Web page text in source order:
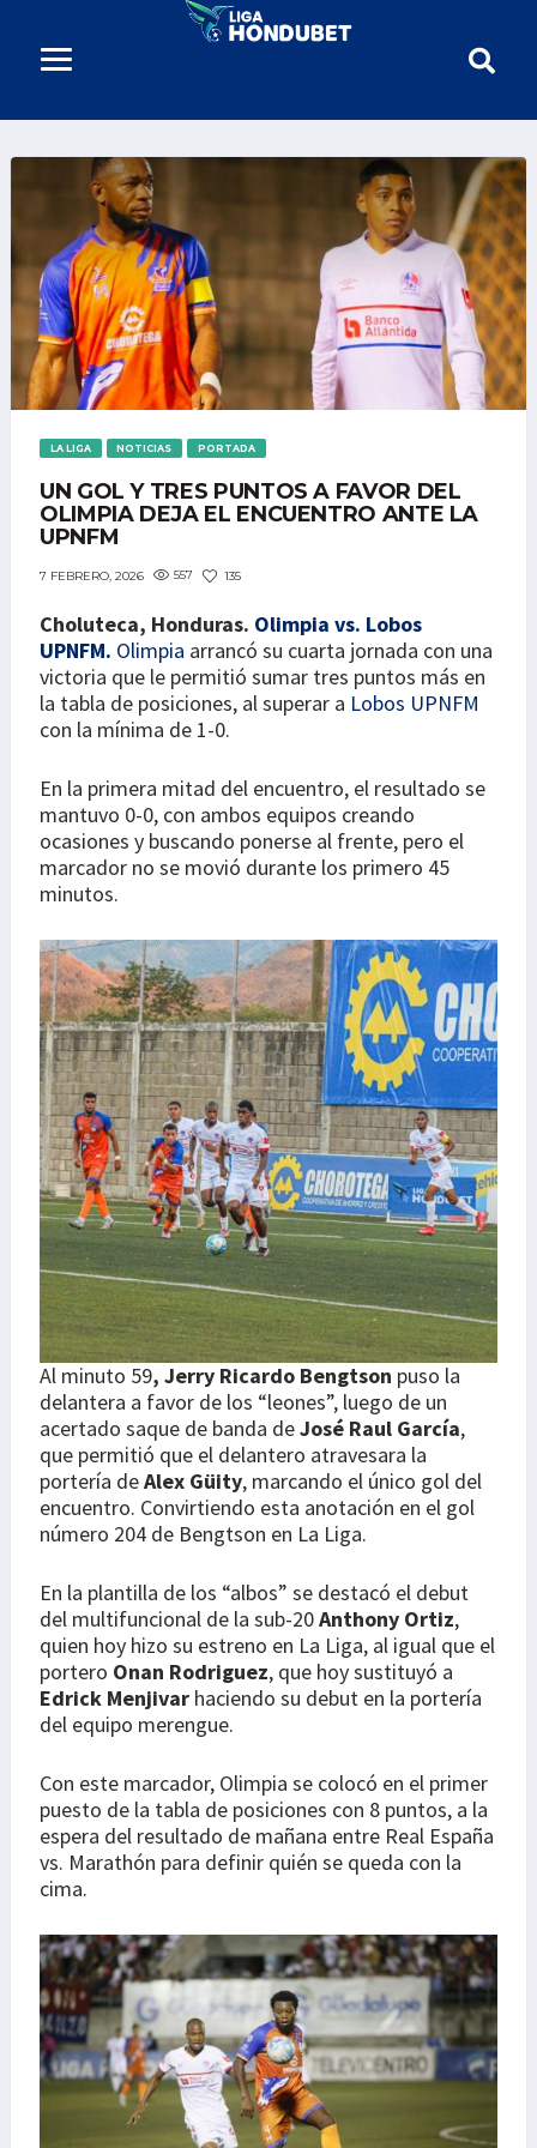
LA LIGA NOTICIAS PORTADA
UN GOL Y TRES PUNTOS A FAVOR DEL
OLIMPIA DEJA EL ENCUENTRO ANTE LA
UPNFM
7 FEBRERO, 2026 557 135
Choluteca, Honduras. Olimpia vs. Lobos
UPNFM. Olimpia arrancó su cuarta jornada con una
victoria que le permitió sumar tres puntos más en
la tabla de posiciones, al superar a Lobos UPNFM
con la mínima de 1-0.
En la primera mitad del encuentro, el resultado se
mantuvo 0-0, con ambos equipos creando
ocasiones y buscando ponerse al frente, pero el
marcador no se movió durante los primero 45
minutos.
Al minuto 59, Jerry Ricardo Bengtson puso la
delantera a favor de los “leones”, luego de un
acertado saque de banda deJosé Raul García,
que permitió que el delantero atravesara la
portería deAlex Güity, marcando el único gol del
encuentro. Convirtiendo esta anotación en el gol
número 204 de Bengtson en La Liga.
En la plantilla de los “albos” se destacó el debut
del multifuncional de la sub-20Anthony Ortiz,
quien hoy hizo su estreno en La Liga, al igual que el
portero Onan Rodriguez, que hoy sustituyó a
Edrick Menjivar haciendo su debut en la portería
del equipo merengue.
Con este marcador, Olimpia se colocó en el primer
puesto de la tabla de posiciones con 8 puntos, a la
espera del resultado de mañana entre Real España
vs. Marathón para definir quién se queda con la
cima.